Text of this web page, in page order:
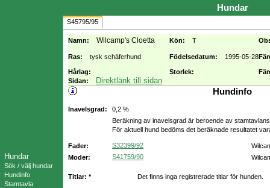
Hundar
Sök / välj hundar
Hundinfo
Stamtavla
Hundar
S45795/95
Namn: Wilcamp's Cloetta Kön: T
Ras: tysk schäferhund Födelsedatum: 1995-05-28
Hårlag: Storlek:
Sidan:
Direktlänk till sidan
Hundinfo
Inavelsgrad:
0,2 %
Beräkning av inavelsgrad är beroende av
För aktuell hund bedöms det beräknade resultatet
Fader: S32399/92
Moder:
S41759/90
Titlar: * Det finns inga registrerade titlar för hunden.